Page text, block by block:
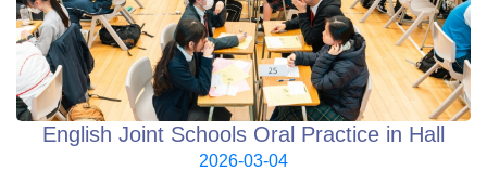
English Joint Schools Oral Practice in Hall
2026-03-04